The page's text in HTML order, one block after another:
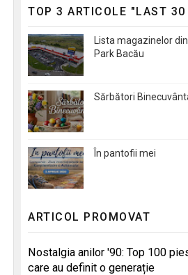
TOP 3 ARTICOLE "LAST 30
Lista magazinelor
Park Bacău
Sărbători
În pantofii mei
ARTICOL PROMOVAT
Nostalgia anilor '90: Top 100
care au definit o generație